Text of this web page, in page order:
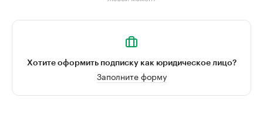
Хотите оформить подписку как юридическое лицо?
Заполните форму